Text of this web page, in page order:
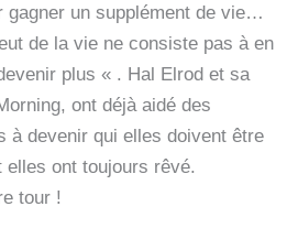
gagner un supplément de vie…
de la vie ne consiste pas à en
plus « . Hal Elrod et sa
ont déjà aidé des
à devenir qui elles doivent être
ont toujours rêvé.
tour !